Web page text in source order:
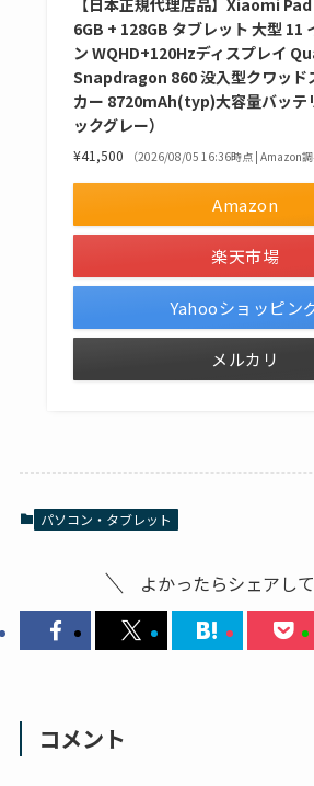
6GB + 128GB タブレット 大型 11
ン WQHD+120Hzディスプレイ
Snapdragon 860 没入型クワッド
カー 8720mAh(typ)大容量バッテ
ックグレー）
¥41,500 （2026/08/05 16:36時点 | Amazon調
Amazon
楽天市場
Yahooショッピン
メルカリ
パソコン・タブレット
よかったらシェアし
コメント